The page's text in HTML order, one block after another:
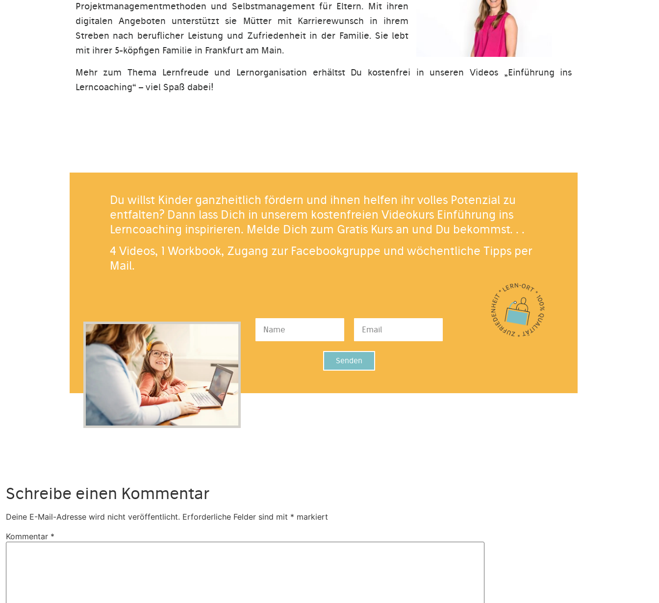
Projektmanagementmethoden und Selbstmanagement für Eltern. Mit ihren
digitalen Angeboten unterstützt sie Mütter mit Karrierewunsch in ihrem
Streben nach beruflicher Leistung und Zufriedenheit in der Familie. Sie lebt
mit ihrer 5-köpfigen Familie in Frankfurt am Main.
Mehr zum Thema Lernfreude und Lernorganisation erhältst Du kostenfrei in unseren Videos „Einführung ins
Lerncoaching“ – viel Spaß dabei!
Du willst Kinder ganzheitlich fördern und ihnen helfen ihr volles Potenzial zu
entfalten? Dann lass Dich in unserem kostenfreien Videokurs Einführung ins
Lerncoaching inspirieren. Melde Dich zum Gratis Kurs an und Du bekommst. . .
4 Videos, 1 Workbook, Zugang zur Facebookgruppe und wöchentliche Tipps per
Mail.
Senden
Schreibe einen Kommentar
Deine E-Mail-Adresse wird nicht veröffentlicht. Erforderliche Felder sind mit * markiert
Kommentar *